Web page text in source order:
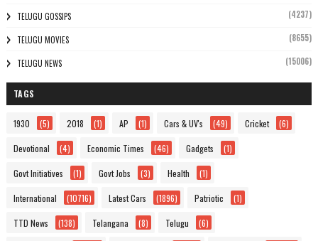
TELUGU GOSSIPS (4237)
TELUGU MOVIES (8655)
TELUGU NEWS (15006)
TAGS
1930 (5) 2018 (1) AP (1) Cars & UV's (49) Cricket (6)
Devotional (4) Economic Times (46) Gadgets (1)
Govt Initiatives (1) Govt Jobs (3) Health (1)
International (10716) Latest Cars (1896) Patriotic (1)
TTD News (138) Telangana (8) Telugu (6)